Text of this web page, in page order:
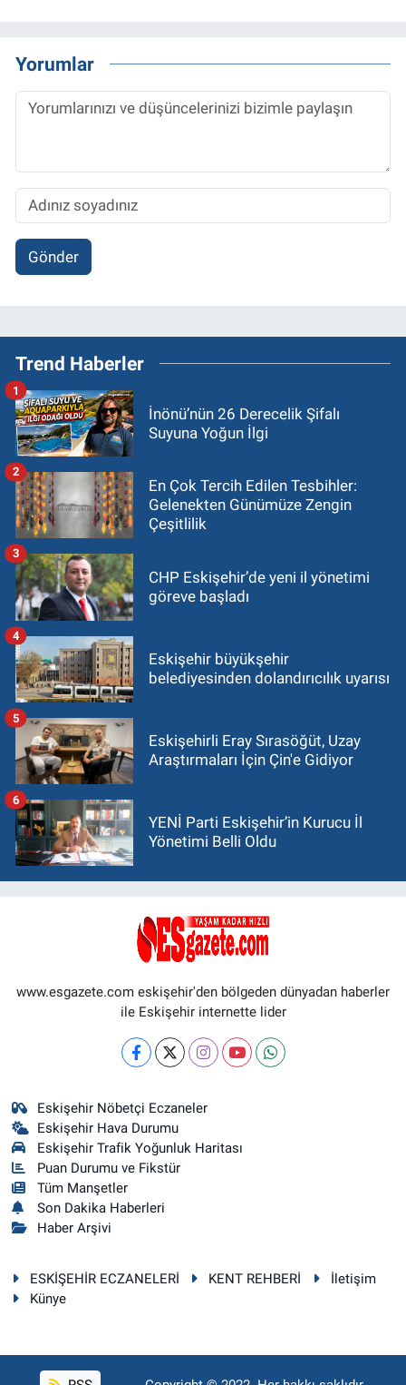
Yorumlar
Gönder
Trend Haberler
İnönü’nün 26 Derecelik Şifalı
Suyuna Yoğun İlgi
1
En Çok Tercih Edilen Tesbihler:
Gelenekten Günümüze Zengin
Çeşitlilik
2
CHP Eskişehir’de yeni il yönetimi
göreve başladı
3
Eskişehir büyükşehir
belediyesinden dolandırıcılık uyarısı
4
Eskişehirli Eray Sırasöğüt, Uzay
Araştırmaları İçin Çin'e Gidiyor
5
YENİ Parti Eskişehir’in Kurucu İl
Yönetimi Belli Oldu
6
www.esgazete.com eskişehir'den bölgeden dünyadan haberler
ile Eskişehir internette lider
Eskişehir Nöbetçi Eczaneler
Eskişehir Hava Durumu
Eskişehir Trafik Yoğunluk Haritası
Puan Durumu ve Fikstür
Tüm Manşetler
Son Dakika Haberleri
Haber Arşivi
ESKİŞEHİR ECZANELERİ KENT REHBERİ
İletişim
Künye